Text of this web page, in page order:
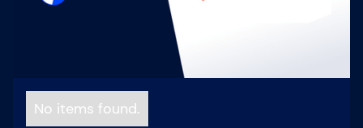
No items found.